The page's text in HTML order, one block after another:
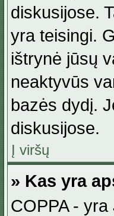
diskusijose.
yra teisingi.
ištrynė jūsų
neaktyvūs
bazės dydį.
diskusijose.
Į viršų
» Kas yra
COPPA -